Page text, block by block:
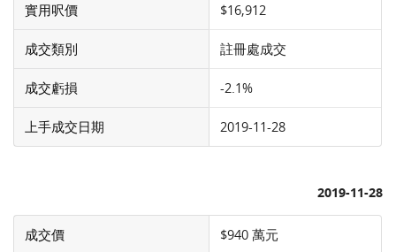
實用呎價 $16,912
成交類別 註冊處成交
成交虧損 -2.1%
上手成交日期 2019-11-28
2019-11-28
成交價 $940 萬元